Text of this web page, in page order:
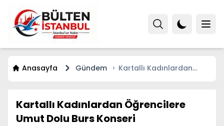
Anasayfa Gündem
Kartallı Kadınlardan
Kartallı Kadınlardan Öğrencilere
Umut Dolu Burs Konseri